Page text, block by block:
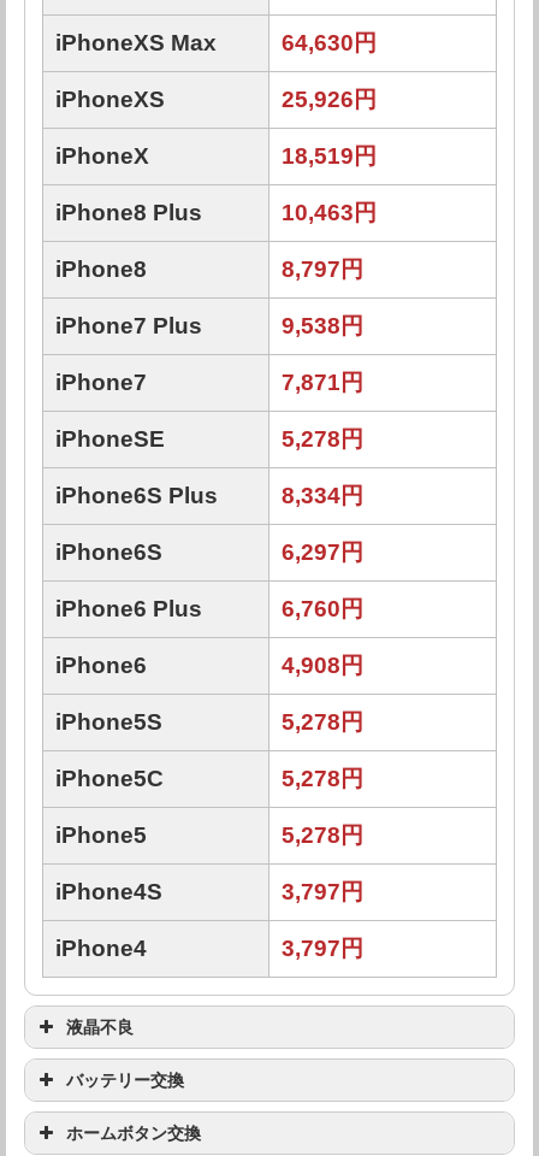
iPhoneXS Max 64,630円
iPhoneXS 25,926円
iPhoneX 18,519円
iPhone8 Plus 10,463円
iPhone8 8,797円
iPhone7 Plus 9,538円
iPhone7 7,871円
iPhoneSE 5,278円
iPhone6S Plus 8,334円
iPhone6S 6,297円
iPhone6 Plus 6,760円
iPhone6 4,908円
iPhone5S 5,278円
iPhone5C 5,278円
iPhone5 5,278円
iPhone4S 3,797円
iPhone4 3,797円
液晶不良
機種
iPhoneXR
バッテリー交換
機種
ホームボタン交換